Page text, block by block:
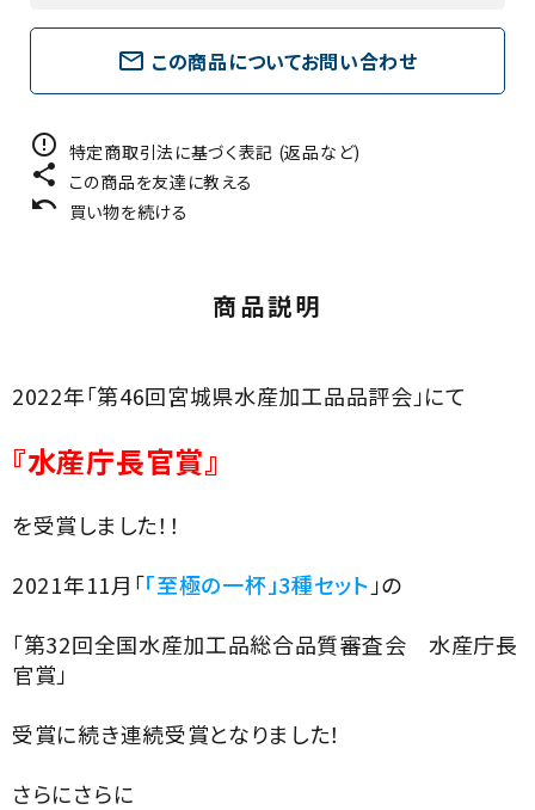
（茶漬け、釜めし、カレー）
mail_outline この商品についてお問い合わせ
error_outline 特定商取引法に基づく表記 (返品など)
share この商品を友達に教える
undo 買い物を続ける
商品説明
2022年「第46回宮城県水産加工品品評会」にて
『水産庁長官賞』
を受賞しました！！
2021年11月「「至極の一杯」3種セット 」の
「第32回全国水産加工品総合品質審査会 水産庁長
官賞」
受賞に続き連続受賞となりました！
さらにさらに